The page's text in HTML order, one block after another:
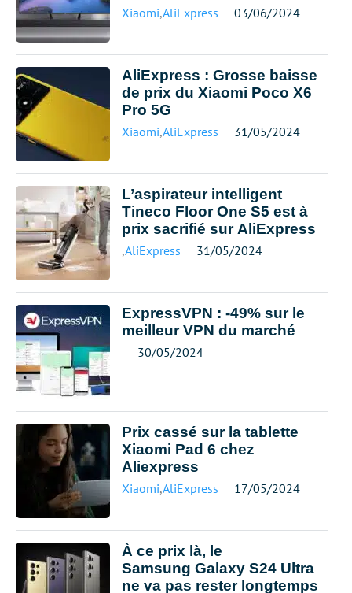
Xiaomi,AliExpress 03/06/2024
AliExpress : Grosse baisse
de prix du Xiaomi Poco X6
Pro 5G
Xiaomi,AliExpress 31/05/2024
L’aspirateur intelligent
Tineco Floor One S5 est à
prix sacrifié sur AliExpress
,AliExpress 31/05/2024
ExpressVPN : -49% sur le
meilleur VPN du marché
30/05/2024
Prix cassé sur la tablette
Xiaomi Pad 6 chez
Aliexpress
Xiaomi,AliExpress 17/05/2024
À ce prix là, le
Samsung Galaxy S24 Ultra
ne va pas rester longtemps